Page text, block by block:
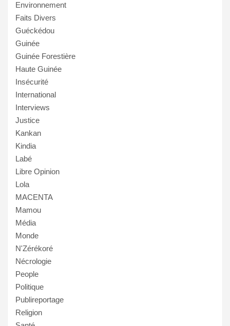
Environnement
Faits Divers
Guéckédou
Guinée
Guinée Forestière
Haute Guinée
Insécurité
International
Interviews
Justice
Kankan
Kindia
Labé
Libre Opinion
Lola
MACENTA
Mamou
Média
Monde
N'Zérékoré
Nécrologie
People
Politique
Publireportage
Religion